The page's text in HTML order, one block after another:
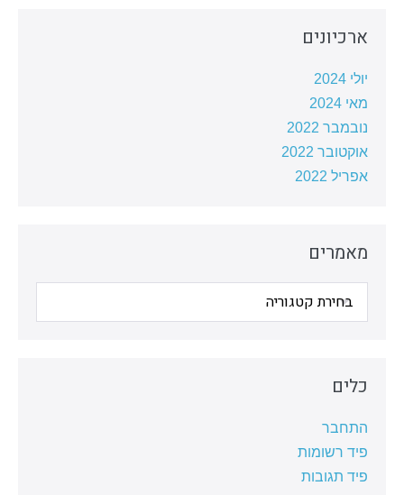
ארכיונים
יולי 2024
מאי 2024
נובמבר 2022
אוקטובר 2022
אפריל 2022
מאמרים
כלים
התחבר
פיד רשומות
פיד תגובות